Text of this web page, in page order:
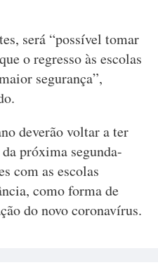
será “possível tomar
o regresso às escolas
segurança”,
deverão voltar a ter
próxima segunda-
com as escolas
como forma de
do novo coronavírus.